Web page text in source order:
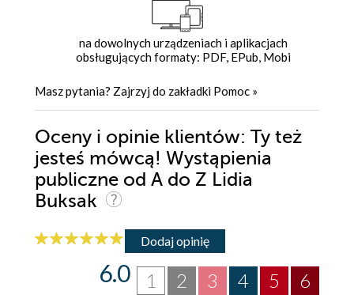
na dowolnych urządzeniach i aplikacjach
obsługujących formaty: PDF, EPub, Mobi
Masz pytania? Zajrzyj do zakładki Pomoc »
Oceny i opinie klientów: Ty też
jesteś mówcą! Wystąpienia
publiczne od A do Z Lidia
Buksak
Dodaj opinię
6
5
4
3
2
1
6.0